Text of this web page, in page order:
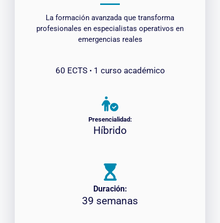
La formación avanzada que transforma
profesionales en especialistas operativos en
emergencias reales
60 ECTS ꞏ 1 curso académico
Presencialidad:
Híbrido
Duración:
39 semanas